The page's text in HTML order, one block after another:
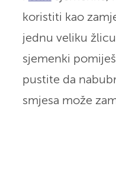
koristiti kao
jednu veliku
sjemenki
pustite da
smjesa može